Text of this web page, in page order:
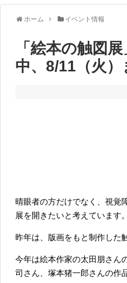
ホーム イベント情報
「絵本の触図
中、8/11（火）
晴眼者の方だけでなく、視覚
展を開きたいと考えています。
昨年は、版画をもと制作した
今年は絵本作家の太田朋さん
司さん、塚本猪一郎さんの作